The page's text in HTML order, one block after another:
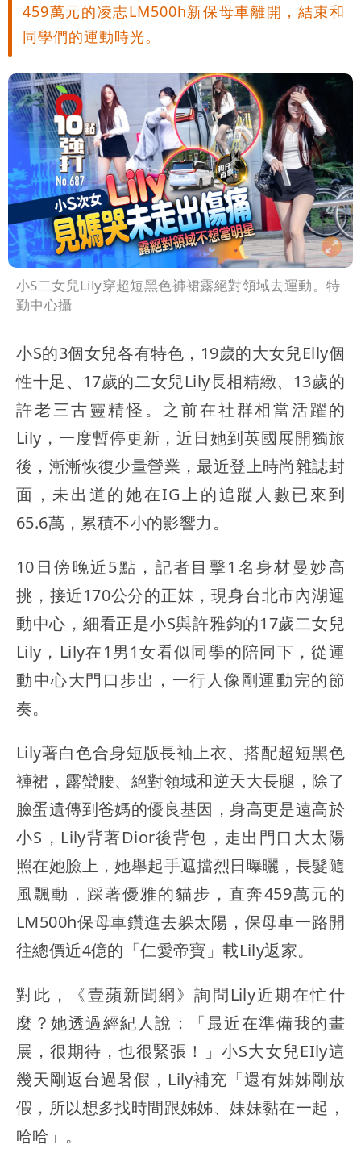
459萬元的凌志LM500h新保母車離開，結束和
同學們的運動時光。
小S二女兒Lily穿超短黑色褲裙露絕對領域去運動。特
勤中心攝
小S的3個女兒各有特色，19歲的大女兒Elly個
性十足、17歲的二女兒Lily長相精緻、13歲的
許老三古靈精怪。之前在社群相當活躍的
Lily，一度暫停更新，近日她到英國展開獨旅
後，漸漸恢復少量營業，最近登上時尚雜誌封
面，未出道的她在IG上的追蹤人數已來到
65.6萬，累積不小的影響力。
10日傍晚近5點，記者目擊1名身材曼妙高
挑，接近170公分的正妹，現身台北市內湖運
動中心，細看正是小S與許雅鈞的17歲二女兒
Lily，Lily在1男1女看似同學的陪同下，從運
動中心大門口步出，一行人像剛運動完的節
奏。
Lily著白色合身短版長袖上衣、搭配超短黑色
褲裙，露蠻腰、絕對領域和逆天大長腿，除了
臉蛋遺傳到爸媽的優良基因，身高更是遠高於
小S，Lily背著Dior後背包，走出門口大太陽
照在她臉上，她舉起手遮擋烈日曝曬，長髮隨
風飄動，踩著優雅的貓步，直奔459萬元的
LM500h保母車鑽進去躲太陽，保母車一路開
往總價近4億的「仁愛帝寶」載Lily返家。
對此，《壹蘋新聞網》詢問Lily近期在忙什
麼？她透過經紀人說：「最近在準備我的畫
展，很期待，也很緊張！」小S大女兒EIly這
幾天剛返台過暑假，Lily補充「還有姊姊剛放
假，所以想多找時間跟姊姊、妹妹黏在一起，
哈哈」。